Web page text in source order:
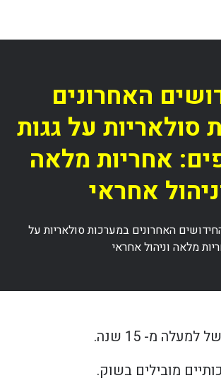
האחרונים
סולאריות על גגות
אחריות מלאה
אחראי
האחרונים במערכות סולאריות על
מלאה וניהול אחראי
מ- 15 שנה.
מובילים בשוק.